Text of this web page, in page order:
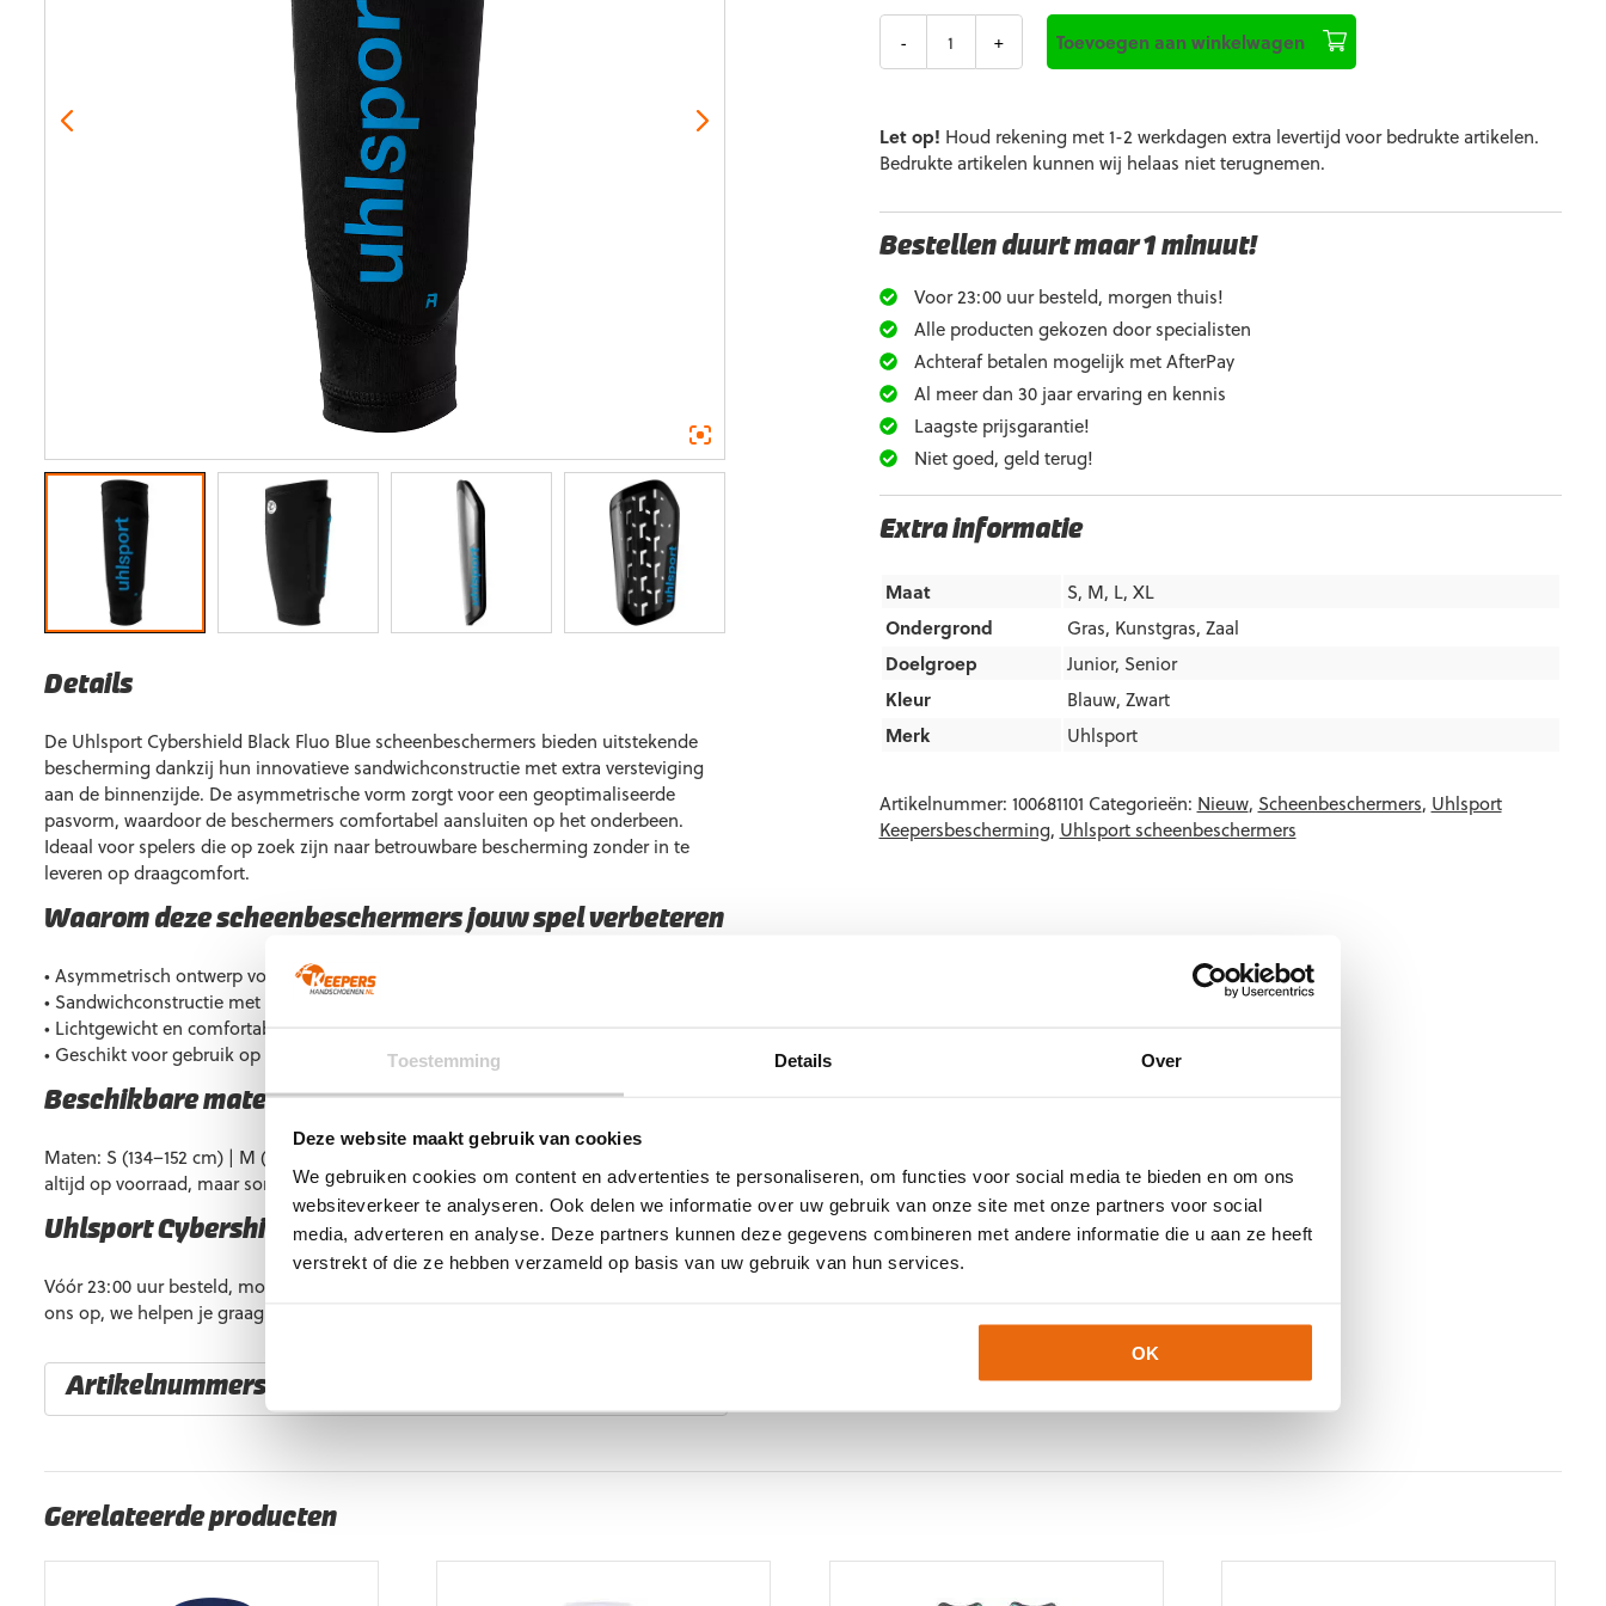
Toestemming Details Over
Deze website maakt gebruik van cookies
We gebruiken cookies om content en advertenties te personaliseren, om functies voor social media te bieden en om ons
websiteverkeer te analyseren. Ook delen we informatie over uw gebruik van onze site met onze partners voor social
media, adverteren en analyse. Deze partners kunnen deze gegevens combineren met andere informatie die u aan ze heeft
verstrekt of die ze hebben verzameld op basis van uw gebruik van hun services.
OK
Details
De Uhlsport Cybershield Black Fluo Blue scheenbeschermers bieden uitstekende
bescherming dankzij hun innovatieve sandwichconstructie met extra versteviging
aan de binnenzijde. De asymmetrische vorm zorgt voor een geoptimaliseerde
pasvorm, waardoor de beschermers comfortabel aansluiten op het onderbeen.
Ideaal voor spelers die op zoek zijn naar betrouwbare bescherming zonder in te
leveren op draagcomfort.
Waarom deze scheenbeschermers jouw spel verbeteren
• Asymmetrisch ontwerp voor een perfecte pasvorm
• Sandwichconstructie met extra binnenversteviging voor optimale bescherming
• Lichtgewicht en comfortabel voor maximale bewegingsvrijheid
• Geschikt voor gebruik op gras, kunstgras en in de zaal
Beschikbare maten
Maten: S (134–152 cm) | M (152–170 cm) | L (170–188 cm) | XL (188–206 cm). Vrijwel
altijd op voorraad, maar soms kan een maat tijdelijk uitverkocht zijn.
Uhlsport Cybershield Black Fluo Blue kopen?
Vóór 23:00 uur besteld, morgen al in huis. Heb je vragen? Neem gerust contact met
ons op, we helpen je graag verder.
Artikelnummers
4099803173925
Maat: S
4099803173918
was:
€29,99.
is:
€26,99.
Aantal
Toevoegen aan winkelwagen
Let op! Houd rekening met 1-2 werkdagen extra levertijd voor bedrukte artikelen.
Bedrukte artikelen kunnen wij helaas niet terugnemen.
Artikelnummer: 100681101 Categorieën: Nieuw, Scheenbeschermers, Uhlsport
Keepersbescherming, Uhlsport scheenbeschermers
Bestellen duurt maar 1 minuut!
Voor 23:00 uur besteld, morgen thuis!
Alle producten gekozen door specialisten
Achteraf betalen mogelijk met AfterPay
Al meer dan 30 jaar ervaring en kennis
Laagste prijsgarantie!
Niet goed, geld terug!
Extra informatie
Maat
S, M, L, XL
Ondergrond
Gras, Kunstgras, Zaal
Doelgroep
Junior, Senior
Kleur
Blauw, Zwart
Merk
Uhlsport
Gerelateerde producten